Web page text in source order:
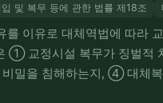
및 복무 등에 관한 법률 제18조
를 이유로 대체역법에 따라
① 교정시설 복무가 징벌
비밀을 침해하는지, ④ 대체
수 민간봉사만 고집하는 자